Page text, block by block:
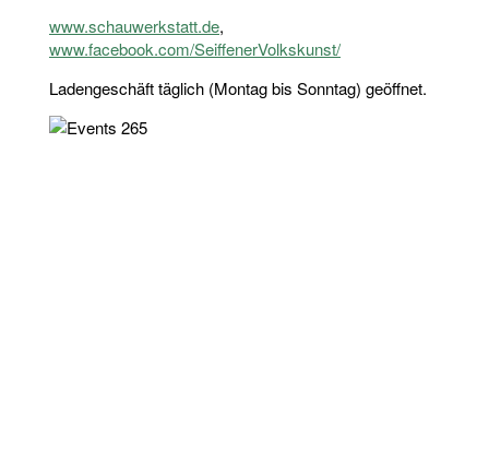
www.schauwerkstatt.de,
www.facebook.com/SeiffenerVolkskunst/
Ladengeschäft täglich (Montag bis Sonntag) geöffnet.